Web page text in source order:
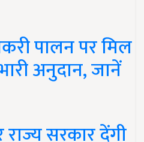
पालन पर मिल
अनुदान, जानें
राज्य सरकार देंगी